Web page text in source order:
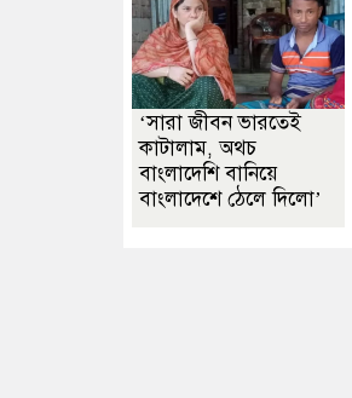
‘সারা জীবন ভারতেই
কাটালাম, অথচ
বাংলাদেশি বানিয়ে
বাংলাদেশে ঠেলে দিলো’